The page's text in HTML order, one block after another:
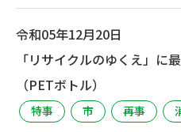
令和05年12月20日
「リサイクルのゆくえ」に
（PETボトル）
特事 市 再事